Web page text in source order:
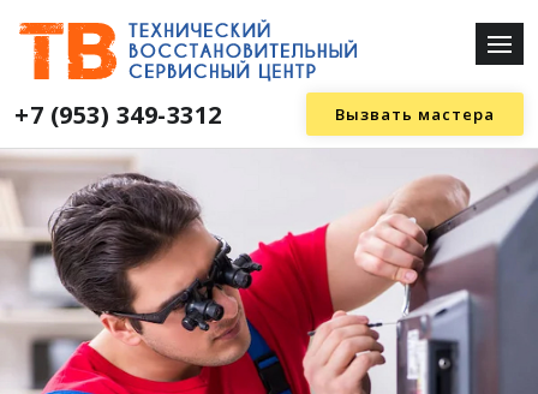
+7 (953) 349-3312 Вызвать мастера